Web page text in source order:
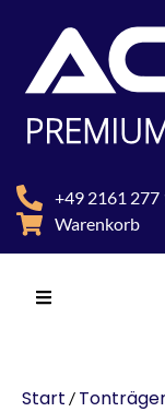
+49 2161 277
Warenkorb
Start /